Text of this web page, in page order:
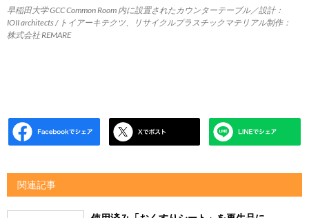
早稲田大学 GCC Common Room 内に設置されたカウンターテーブル／設計：
IOII architects / トイアーキテクツ、リサイクルプラスチックマテリアル制作：
株式会社 REMARE
関連記事